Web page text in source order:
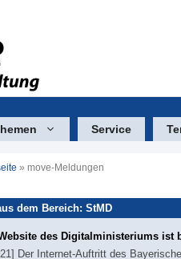
Service
» move-Meldungen
dem Bereich: StMD
des Digitalministeriums ist
Der Internet-Auftritt des